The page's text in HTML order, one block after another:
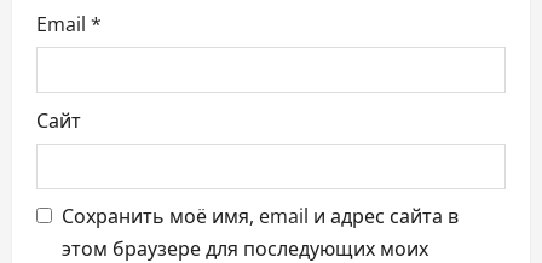
м
Email *
Сайт
Сохранить моё имя, email и адрес сайта в
этом браузере для последующих моих